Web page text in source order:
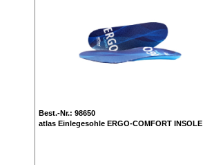
Best.-Nr.: 98650
atlas Einlegesohle ERGO-COMFORT INSOLE